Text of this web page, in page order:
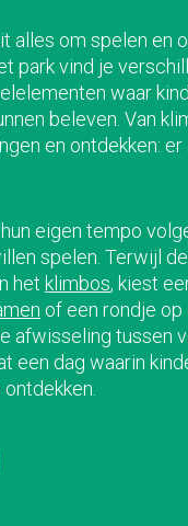
alles om spelen en
park vind je
waar
beleven. Van
en ontdekken:
eigen tempo
spelen. Terwijl
het klimbos, kiest
of een rondje op
afwisseling tussen
een dag waarin